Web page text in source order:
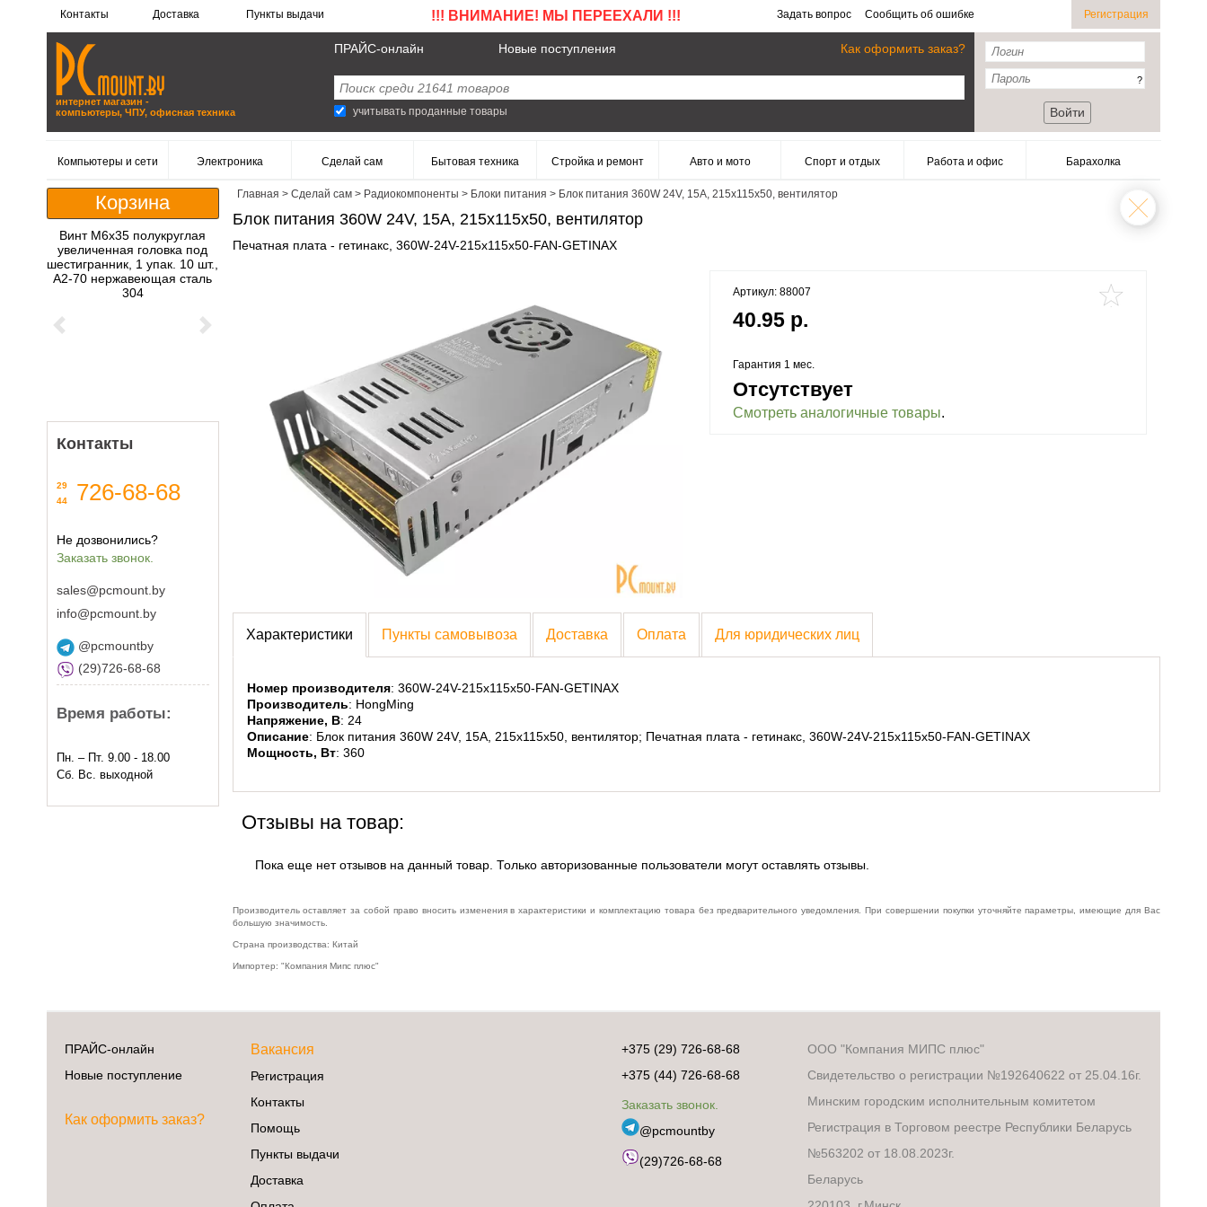
Контакты Доставка Пункты выдачи !!! ВНИМАНИЕ! МЫ ПЕРЕЕХАЛИ !!! Задать вопрос Сообщить об ошибке Регистрация
интернет магазин -
компьютеры, ЧПУ, офисная техника
ПРАЙС-онлайн Новые поступления Как оформить заказ?
учитывать проданные товары
?
Войти
Компьютеры и сети Электроника Сделай сам Бытовая техника Стройка и ремонт Авто и мото Спорт и отдых Работа и офис Барахолка
Корзина
Винт M6x35 полукруглая
увеличенная головка под
шестигранник, 1 упак. 10 шт.,
A2-70 нержавеющая сталь
304
Previous Next
Контакты
29
44
726-68-68
Не дозвонились?
Заказать звонок.
sales@pcmount.by
info@pcmount.by
@pcmountby
(29)726-68-68
Время работы:
Пн. – Пт. 9.00 - 18.00
Сб. Вс. выходной
Главная > Сделай сам> Радиокомпоненты > Блоки питания > Блок питания 360W 24V, 15A, 215x115x50, вентилятор
Блок питания 360W 24V, 15A, 215x115x50, вентилятор
Печатная плата - гетинакс, 360W-24V-215x115x50-FAN-GETINAX
Артикул: 88007
40.95 р.
Гарантия 1 мес.
Отсутствует
Смотреть аналогичные товары.
Характеристики Пункты самовывоза Доставка Оплата Для юридических лиц
Номер производителя: 360W-24V-215x115x50-FAN-GETINAX
Производитель: HongMing
Напряжение, В: 24
Описание: Блок питания 360W 24V, 15A, 215x115x50, вентилятор; Печатная плата - гетинакс, 360W-24V-215x115x50-FAN-GETINAX
Мощность, Вт: 360
Отзывы на товар:
Пока еще нет отзывов на данный товар. Только авторизованные пользователи могут оставлять отзывы.
Производитель оставляет за собой право вносить изменения в характеристики и комплектацию товара без предварительного уведомления. При совершении покупки уточняйте параметры, имеющие для Вас
большую значимость.
Страна производства: Китай
Импортер: "Компания Мипс плюс"
ПРАЙС-онлайн
Новые поступление
Как оформить заказ?
Вакансия
Регистрация
Контакты
Помощь
Пункты выдачи
Доставка
+375 (29) 726-68-68
+375 (44) 726-68-68
Заказать звонок.
@pcmountby
(29)726-68-68
ООО "Компания МИПС плюс"
Свидетельство о регистрации №192640622 от 25.04.16г.
Минским городским исполнительным комитетом
Регистрация в Торговом реестре Республики Беларусь
№563202 от 18.08.2023г.
Беларусь